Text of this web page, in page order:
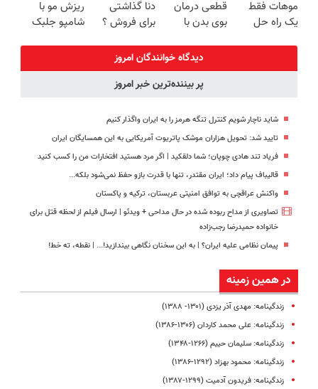
شد40%
تخفیف
معرفی شد
موهات فقط
یک راه حل
تخفیف
قطعی درمان
بوی بدن با
وجه‼️ همین
الان ببین
دنا گذاشتی
برای فروش ؟
راحت بفروش
ریزش مو با
شامپو جلبک
دیدگاه خوانندگان امروز
پر بیننده‌ترین خبر امروز
شاید ناچار شویم کنترل تنگه هرمز را به ایران واگذار کنیم
تایید شد: تحویل هزاران موشک پاتریوت آمریکایی به این همسایگان ایران
فریاد تند هادی چوپان؛‌ شما دلقکید | اگر مرد هستید افتخارات من را کسب کنید
قالیباف پیام داد؛ ایران مقتدر، تنها با قدرت بازو حفظ نمی‌شود بلکه...
واکنش عراقچی به توافق امنیتی عربستان، ترکیه و پاکستان
تصاویری از مداح ربوده شده در حال مداحی + ویدئو | ارسال فیلم از لحظه قتل برای
خانواده‌ حمیدرضا رجب‌زاده
پیمان نظامی علیه ایران؟ | به این سخنان نگاهی بیندازید!‌... | نقطه، ته خط!
در همین زمینه
زندگینامه: مهدی آذر یزدی (۱۳۰۱- ۱۳۸۸)
زندگینامه: على محمد کاردان (۱۳۰۶-۱۳۸۶)
زندگینامه: سلیمان حییم (۱۲۶۶-۱۳۴۸)
زندگینامه: محمود بهزاد (۱۲۹۲-۱۳۸۶)
زندگینامه: فریدون آدمیت (۱۲۹۹-۱۳۸۷)